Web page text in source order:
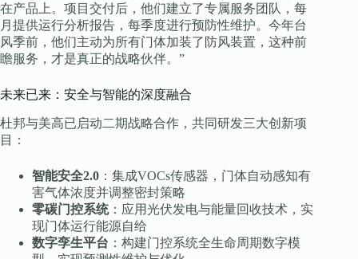
在产品上。项目交付后，他们建立了专属服务团队，每
月提供运行分析报告，每季度进行预防性维护。今年台
风季前，他们主动为所有门体加装了防风装置，这种前
瞻服务，才是真正的战略伙伴。”
未来已来：安全与智能的深度融合
杜邦与美高已启动二期战略合作，共同研发三大创新项
目：
智能安全2.0 ：集成VOCs传感器，门体自动感知有
害气体浓度并调整密封策略
零碳门控系统：应用光伏发电与能量回收技术，实
现门体运行能源自给
数字孪生平台 ：构建门控系统全生命周期数字模